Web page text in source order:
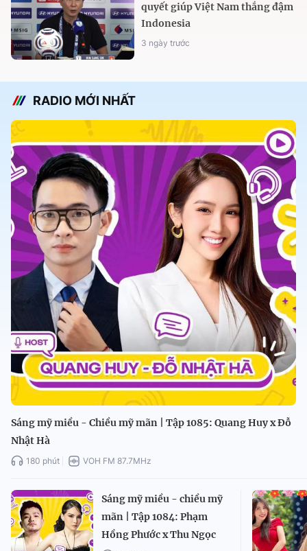
quyết giúp Việt Nam thắng đậm
Indonesia
3 ngày trước
RADIO MỚI NHẤT
Sáng mỹ miều - Chiều mỹ mãn | Tập 1085: Quang Huy x Đỗ
Nhật Hà
180 phút VOH FM 87.7MHz
Sáng mỹ miều - chiều mỹ
mãn | Tập 1084: Phạm
Hồng Phước x Thu Ngọc